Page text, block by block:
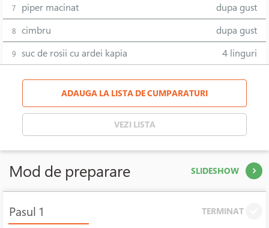
7 piper macinat dupa gust
8 cimbru dupa gust
9 suc de rosii cu ardei kapia 4 linguri
ADAUGA LA LISTA DE CUMPARATURI
VEZI LISTA
Mod de preparare SLIDESHOW
Pasul 1 TERMINAT